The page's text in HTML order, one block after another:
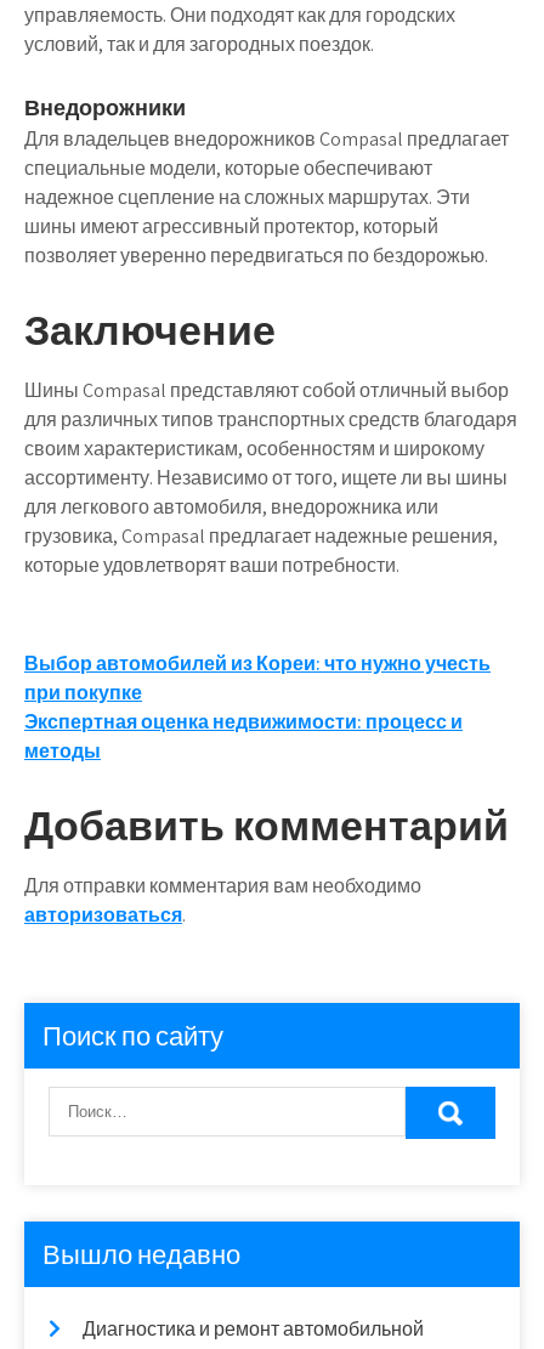
управляемость. Они подходят как для городских
условий, так и для загородных поездок.
Внедорожники
Для владельцев внедорожников Compasal предлагает
специальные модели, которые обеспечивают
надежное сцепление на сложных маршрутах. Эти
шины имеют агрессивный протектор, который
позволяет уверенно передвигаться по бездорожью.
Заключение
Шины Compasal представляют собой отличный выбор
для различных типов транспортных средств благодаря
своим характеристикам, особенностям и широкому
ассортименту. Независимо от того, ищете ли вы шины
для легкового автомобиля, внедорожника или
грузовика, Compasal предлагает надежные решения,
которые удовлетворят ваши потребности.
Навигация
по
записям
Выбор автомобилей из Кореи: что нужно учесть
при покупке
Экспертная оценка недвижимости: процесс и
методы
Добавить комментарий
Для отправки комментария вам необходимо
авторизоваться.
Поиск по сайту
Вышло недавно
Диагностика и ремонт автомобильной